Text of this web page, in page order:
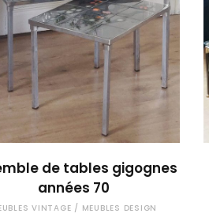
de tables gigognes
années 70
VINTAGE / MEUBLES DESIGN